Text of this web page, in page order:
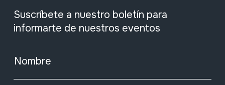
Suscríbete a nuestro boletín para
informarte de nuestros eventos
Nombre